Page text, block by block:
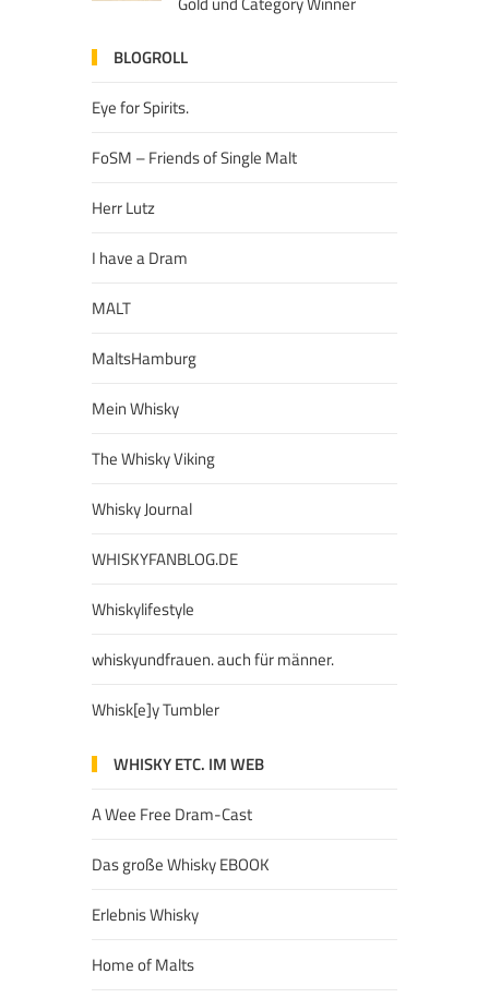
BLOGROLL
Eye for Spirits.
FoSM – Friends of Single Malt
Herr Lutz
I have a Dram
MALT
MaltsHamburg
Mein Whisky
The Whisky Viking
Whisky Journal
WHISKYFANBLOG.DE
Whiskylifestyle
whiskyundfrauen. auch für männer.
Whisk[e]y Tumbler
WHISKY ETC. IM WEB
A Wee Free Dram-Cast
Das große Whisky EBOOK
Erlebnis Whisky
Home of Malts